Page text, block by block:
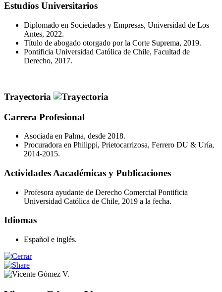
Estudios Universitarios
Diplomado en Sociedades y Empresas, Universidad de Los
Antes, 2022.
Título de abogado otorgado por la Corte Suprema, 2019.
Pontificia Universidad Católica de Chile, Facultad de
Derecho, 2017.
Trayectoria
Carrera Profesional
Asociada en Palma, desde 2018.
Procuradora en Philippi, Prietocarrizosa, Ferrero DU & Uría,
2014-2015.
Actividades Aacadémicas y Publicaciones
Profesora ayudante de Derecho Comercial Pontificia
Universidad Católica de Chile, 2019 a la fecha.
Idiomas
Español e inglés.